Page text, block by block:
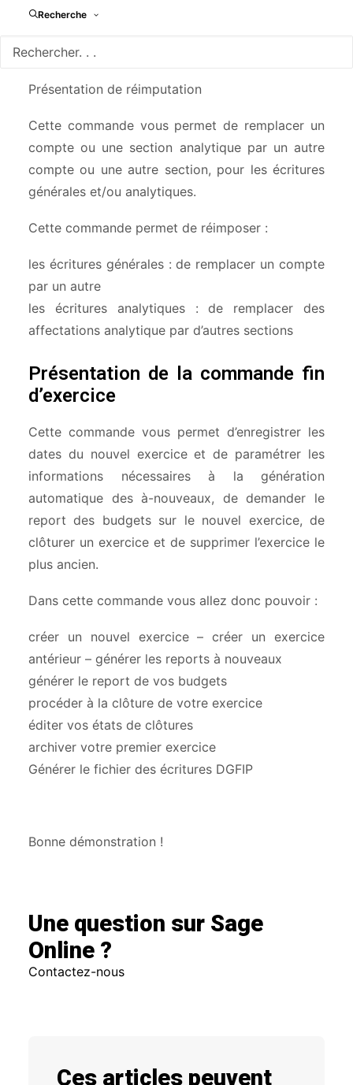
Recherche
Cette commande va vous permettre de
sélection multicritères.
Présentation de réimputation
Cette commande vous permet de remplacer un
compte ou une section analytique par un autre
compte ou une autre section, pour les écritures
générales et/ou analytiques.
Cette commande permet de réimposer :
les écritures générales : de remplacer un compte
par un autre
les écritures analytiques : de remplacer des
affectations analytique par d’autres sections
Présentation de la commande fin
d’exercice
Cette commande vous permet d’enregistrer les
dates du nouvel exercice et de paramétrer les
informations nécessaires à la génération
automatique des à-nouveaux, de demander le
report des budgets sur le nouvel exercice, de
clôturer un exercice et de supprimer l’exercice le
plus ancien.
Dans cette commande vous allez donc pouvoir :
créer un nouvel exercice – créer un exercice
antérieur – générer les reports à nouveaux
générer le report de vos budgets
procéder à la clôture de votre exercice
éditer vos états de clôtures
archiver votre premier exercice
Générer le fichier des écritures DGFIP
Bonne démonstration !
Une question sur Sage
Online ?
Contactez-nous
Ces articles peuvent